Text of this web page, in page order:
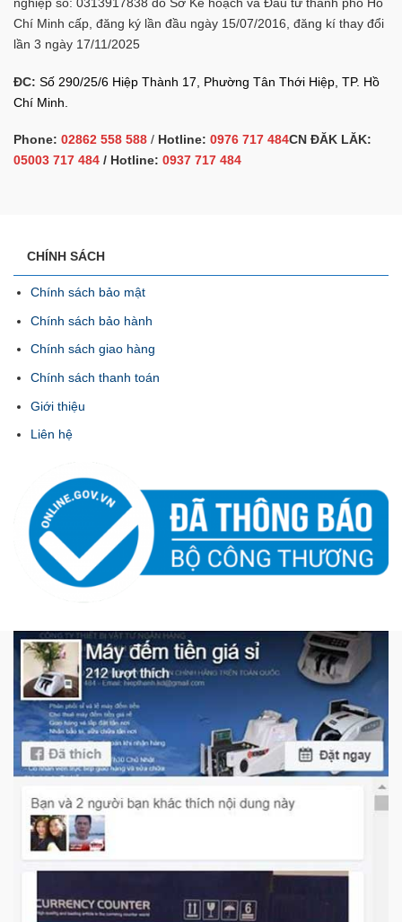
Chí Minh cấp, đăng ký lần đầu ngày 15/07/2016, đăng kí thay đổi
lần 3 ngày 17/11/2025
ĐC: Số 290/25/6 Hiệp Thành 17, Phường Tân Thới Hiệp, TP. Hồ
Chí Minh.
Phone: 02862 558 588 / Hotline: 0976 717 484CN ĐĂK LĂK:
05003 717 484 / Hotline: 0937 717 484
CHÍNH SÁCH
Chính sách bảo mật
Chính sách bảo hành
Chính sách giao hàng
Chính sách thanh toán
Giới thiệu
Liên hệ